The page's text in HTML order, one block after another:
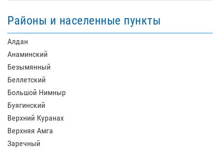
Районы и населенные пункты
Алдан
Анаминский
Безымянный
Беллетский
Большой Нимныр
Буягинский
Верхний Куранах
Верхняя Амга
Заречный